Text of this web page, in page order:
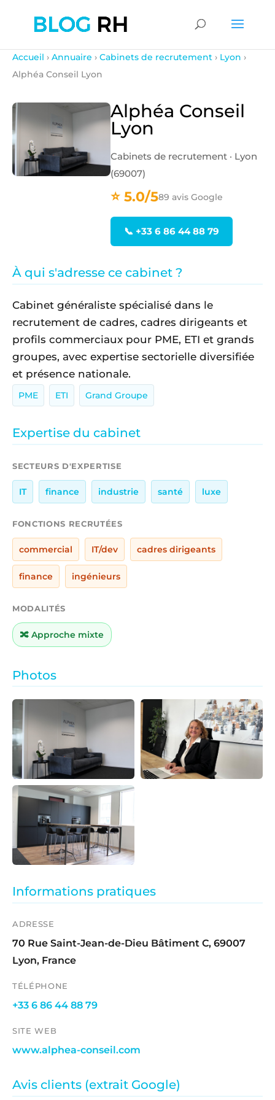
Accueil › Annuaire › Cabinets de recrutement › Lyon ›
Alphéa Conseil Lyon
Alphéa Conseil
Lyon
Cabinets de recrutement · Lyon
(69007)
⭐ 5.0/589 avis Google
📞 +33 6 86 44 88 79
À qui s'adresse ce cabinet ?
Cabinet généraliste spécialisé dans le
recrutement de cadres, cadres dirigeants et
profils commerciaux pour PME, ETI et grands
groupes, avec expertise sectorielle diversifiée
et présence nationale.
PME ETI Grand Groupe
Expertise du cabinet
SECTEURS D'EXPERTISE
IT finance industrie santé luxe
FONCTIONS RECRUTÉES
commercial IT/dev cadres dirigeants
finance ingénieurs
MODALITÉS
🔀 Approche mixte
Photos
Informations pratiques
ADRESSE
70 Rue Saint-Jean-de-Dieu Bâtiment C, 69007
Lyon, France
TÉLÉPHONE
+33 6 86 44 88 79
SITE WEB
www.alphea-conseil.com
Avis clients (extrait Google)